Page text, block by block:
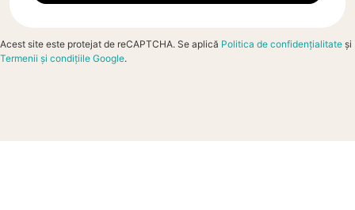
Acest site este protejat de reCAPTCHA. Se aplică Politica de confidențialitate și
Termenii și condițiile Google.